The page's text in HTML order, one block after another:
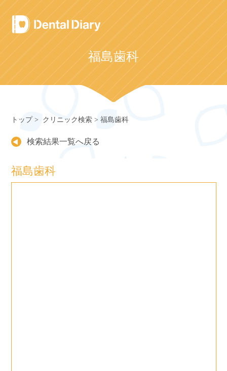
Skip
to
content
福島歯科
トップ クリニック検索 福島歯科
検索結果一覧へ戻る
福島歯科